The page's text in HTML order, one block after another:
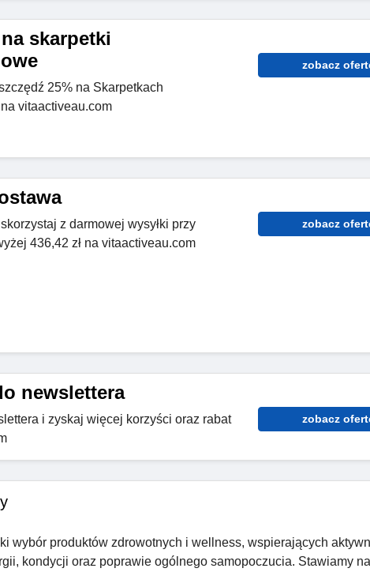
skarpetki
25% na Skarpetkach
vitaactiveau.com
zobacz
z darmowej wysyłki przy
436,42 zł na vitaactiveau.com
zobacz
newslettera
i zyskaj więcej korzyści oraz rabat
zobacz
wybór produktów zdrowotnych i wellness, wspierających
kondycji oraz poprawie ogólnego samopoczucia. Stawiamy